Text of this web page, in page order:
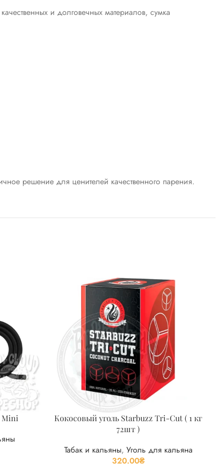
и долговечных материалов, сумка
решение для ценителей качественного парения.
Mini
Кокосовый уголь Starbuzz Tri-Cut ( 1 кг
72шт )
Табак и кальяны, Уголь для кальяна
320.00₴